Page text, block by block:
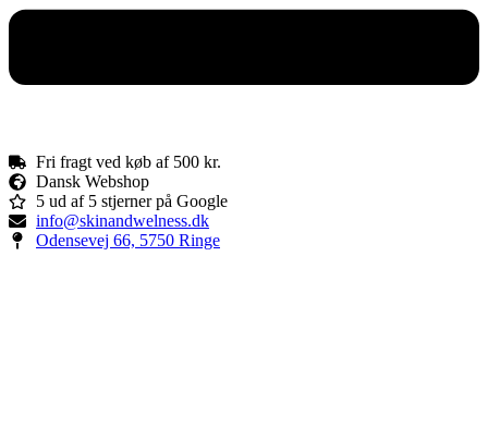
Fri fragt ved køb af 500 kr.
Dansk Webshop
5 ud af 5 stjerner på Google
info@skinandwelness.dk
Odensevej 66, 5750 Ringe